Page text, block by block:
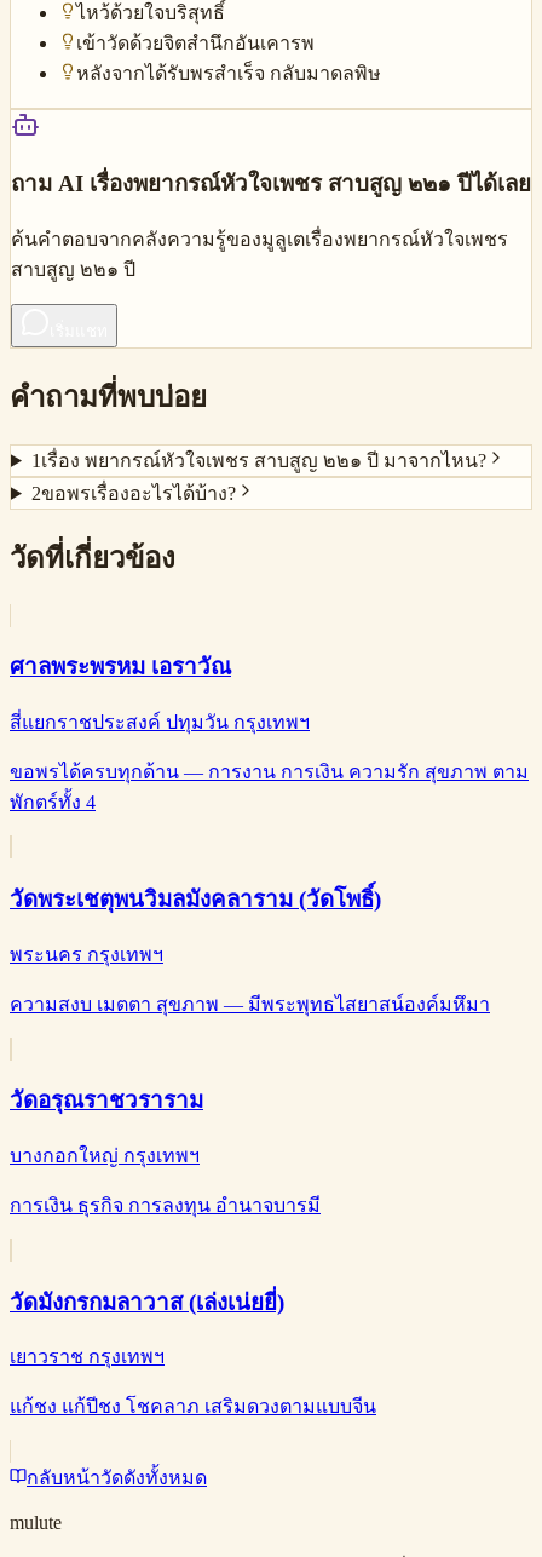
ไหว้ด้วยใจบริสุทธิ์
เข้าวัดด้วยจิตสำนึกอันเคารพ
หลังจากได้รับพรสำเร็จ กลับมาดลพิษ
ถาม AI เรื่องพยากรณ์หัวใจเพชร สาบสูญ ๒๒๑ ปีได้เลย
ค้นคำตอบจากคลังความรู้ของมูลูเตเรื่องพยากรณ์หัวใจเพชร
สาบสูญ ๒๒๑ ปี
คำถามที่พบบ่อย
1 เรื่อง พยากรณ์หัวใจเพชร สาบสูญ ๒๒๑ ปี มาจากไหน?
2ขอพรเรื่องอะไรได้บ้าง?
วัดที่เกี่ยวข้อง
ศาลพระพรหม เอราวัณ
สี่แยกราชประสงค์ ปทุมวัน กรุงเทพฯ
ขอพรได้ครบทุกด้าน — การงาน การเงิน ความรัก สุขภาพ ตาม
พักตร์ทั้ง 4
วัดพระเชตุพนวิมลมังคลาราม (วัดโพธิ์)
พระนคร กรุงเทพฯ
ความสงบ เมตตา สุขภาพ — มีพระพุทธไสยาสน์องค์มหึมา
วัดอรุณราชวราราม
บางกอกใหญ่ กรุงเทพฯ
การเงิน ธุรกิจ การลงทุน อำนาจบารมี
วัดมังกรกมลาวาส (เล่งเน่ยยี่)
เยาวราช กรุงเทพฯ
แก้ชง แก้ปีชง โชคลาภ เสริมดวงตามแบบจีน
กลับหน้าวัดดังทั้งหมด
mulute